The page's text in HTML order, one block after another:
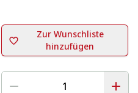
Zur Wunschliste
hinzufügen